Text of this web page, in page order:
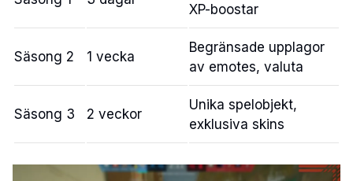
XP-boostar
Säsong 2 1 vecka
Begränsade upplagor
av emotes, valuta
Säsong 3 2 veckor
Unika spelobjekt,
exklusiva skins